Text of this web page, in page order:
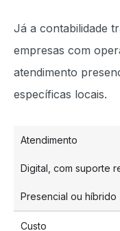
Já a contabilidade
empresas com
atendimento
específicas locais.
Atendimento
Digital, com suporte
Presencial ou híbrido
Custo